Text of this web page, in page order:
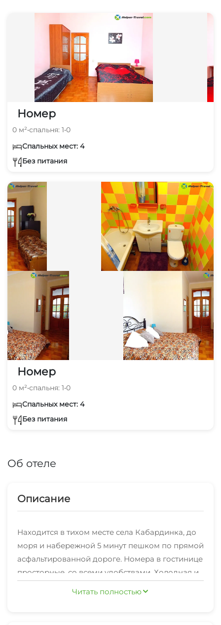
Номер
0 м²•спальня: 1•0
Спальных мест: 4
Без питания
Номер
0 м²•спальня: 1•0
Спальных мест: 4
Без питания
Об отеле
Описание
Находится в тихом месте села Кабардинка, до
моря и набережной 5 минут пешком по прямой
асфальтированной дороге. Номера в гостинице
просторные, со всеми удобствами. Холодная и
Читать полностью